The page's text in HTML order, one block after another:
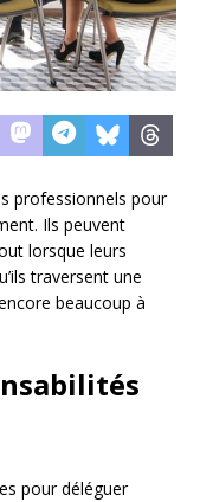
professionnels pour
Ils peuvent
lorsque leurs
traversent une
beaucoup à
pour déléguer